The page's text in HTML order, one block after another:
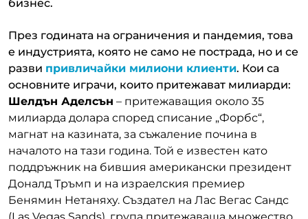
бизнес.
През годината на ограничения и пандемия, това
е индустрията, която не само не пострада, но и се
разви привличайки милиони клиенти. Кои са
основните играчи, които притежават милиарди:
Шелдън Аделсън – притежаващия около 35
милиарда долара според списание „Форбс“,
магнат на казината, за съжаление почина в
началото на тази година. Той е известен като
поддръжник на бившия американски президент
Доналд Тръмп и на израелския премиер
Бенямин Нетаняху. Създател на Лас Вегас Сандс
(Las Vegas Sands), група притежаваща множество